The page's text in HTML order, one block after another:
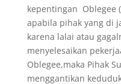
kepentingan Oblegee
apabila pihak yang di
karena lalai atau
menyelesaikan
Oblegee,maka Pihak
menggantikan